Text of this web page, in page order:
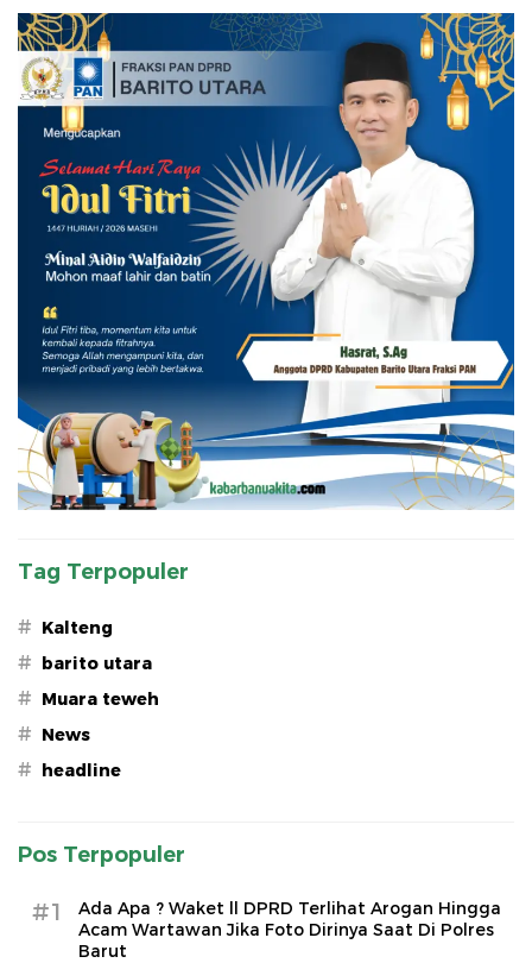
Tag Terpopuler
# Kalteng
# barito utara
# Muara teweh
# News
# headline
Pos Terpopuler
#1
Ada Apa ? Waket ll DPRD Terlihat Arogan Hingga
Acam Wartawan Jika Foto Dirinya Saat Di Polres
Barut